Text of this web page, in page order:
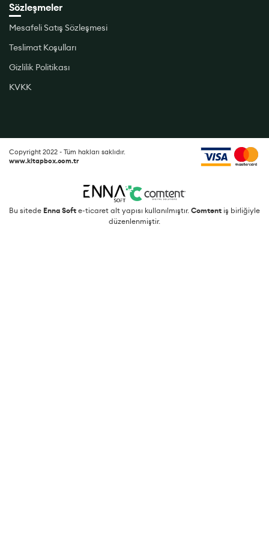
Sözleşmeler
Mesafeli Satış Sözleşmesi
Teslimat Koşulları
Gizlilik Politikası
KVKK
Copyright 2022 - Tüm hakları saklıdır.
www.kitapbox.com.tr
Bu sitede Enna Soft e-ticaret alt yapısı kullanılmıştır. Comtent iş birliğiyle
düzenlenmiştir.